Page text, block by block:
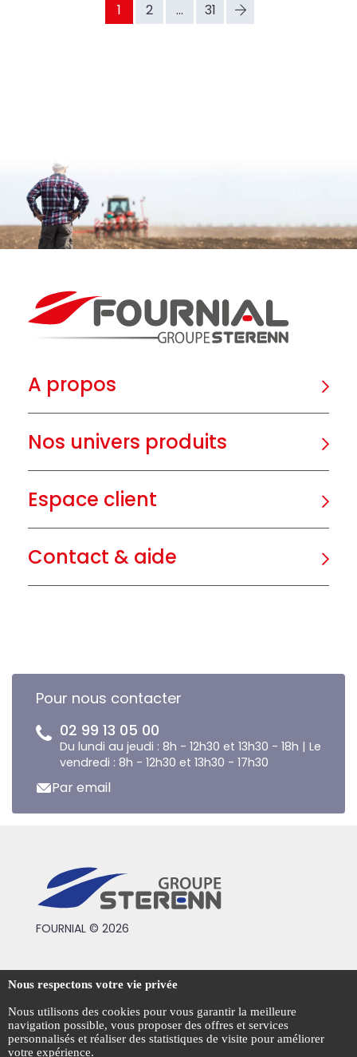
1 2 ... 31
A propos
Nos univers produits
Espace client
Contact & aide
Pour nous contacter
02 99 13 05 00
Du lundi au jeudi : 8h - 12h30 et 13h30 - 18h | Le
vendredi : 8h - 12h30 et 13h30 - 17h30
Par email
FOURNIAL © 2026
Conditions générales de vente
Mentions légales
Politique de confidentialité
Nous respectons votre vie privée
Nous utilisons des cookies pour vous garantir la meilleure
navigation possible, vous proposer des offres et services
personnalisés et réaliser des statistiques de visite pour améliorer
votre expérience.